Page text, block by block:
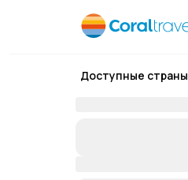
Доступные страны